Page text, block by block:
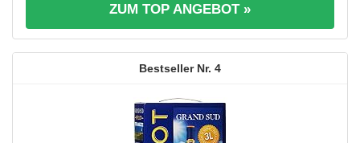
ZUM TOP ANGEBOT »
4